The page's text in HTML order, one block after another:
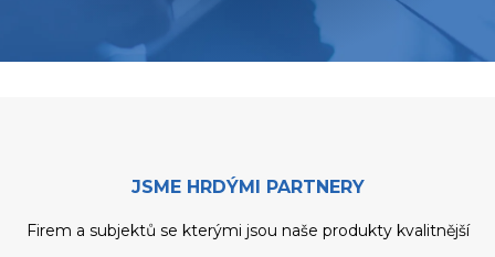
JSME HRDÝMI PARTNERY
Firem a subjektů se kterými jsou naše produkty kvalitnější